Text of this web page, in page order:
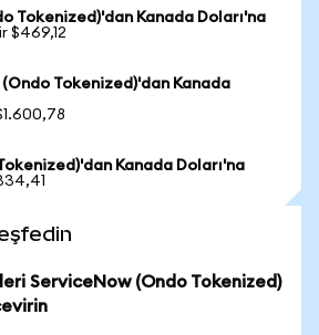
Tokenized)'dan Kanada Doları'na
$469,12
Tokenized)'dan Kanada
Kanada Doları'na
ServiceNow (Ondo Tokenized)